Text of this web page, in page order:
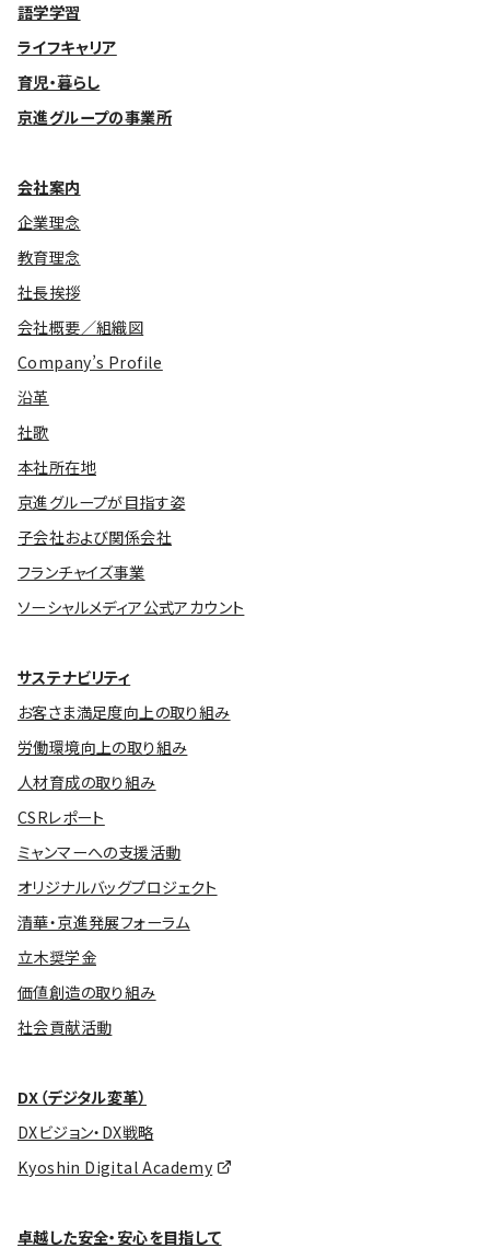
語学学習
ライフキャリア
育児・暮らし
京進グループの事業所
会社案内
企業理念
教育理念
社長挨拶
会社概要／組織図
Company’s Profile
沿革
社歌
本社所在地
京進グループが目指す姿
子会社および関係会社
フランチャイズ事業
ソーシャルメディア公式アカウント
サステナビリティ
お客さま満足度向上の取り組み
労働環境向上の取り組み
人材育成の取り組み
CSRレポート
ミャンマーへの支援活動
オリジナルバッグプロジェクト
清華・京進発展フォーラム
立木奨学金
価値創造の取り組み
社会貢献活動
DX（デジタル変革）
DXビジョン・DX戦略
Kyoshin Digital Academy
卓越した安全・安心を目指して